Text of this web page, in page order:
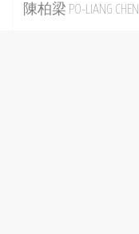
陳柏梁 PO-LIANG CHEN